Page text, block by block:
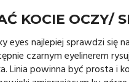
KOCIE OCZY/
eyes najlepiej sprawdzi się
czarnym eyelinerem
Linia powinna być prosta i